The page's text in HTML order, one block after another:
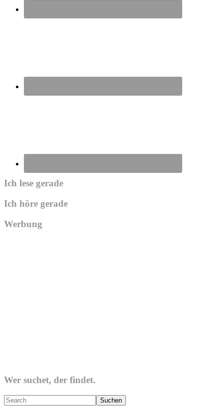
Ich lese gerade
Ich höre gerade
Werbung
Wer suchet, der findet.
Search